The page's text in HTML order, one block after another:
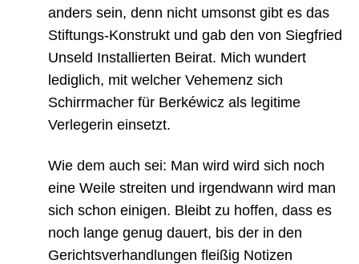
anders sein, denn nicht umsonst gibt es das
Stiftungs-Konstrukt und gab den von Siegfried
Unseld Installierten Beirat. Mich wundert
lediglich, mit welcher Vehemenz sich
Schirrmacher für Berkéwicz als legitime
Verlegerin einsetzt.
Wie dem auch sei: Man wird wird sich noch
eine Weile streiten und irgendwann wird man
sich schon einigen. Bleibt zu hoffen, dass es
noch lange genug dauert, bis der in den
Gerichtsverhandlungen fleißig Notizen